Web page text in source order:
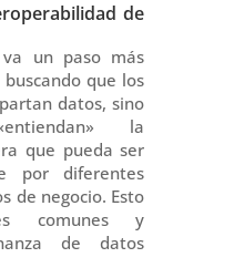
de
un paso más
que los
datos, sino
la
que pueda ser
por diferentes
de negocio. Esto
comunes y
de datos